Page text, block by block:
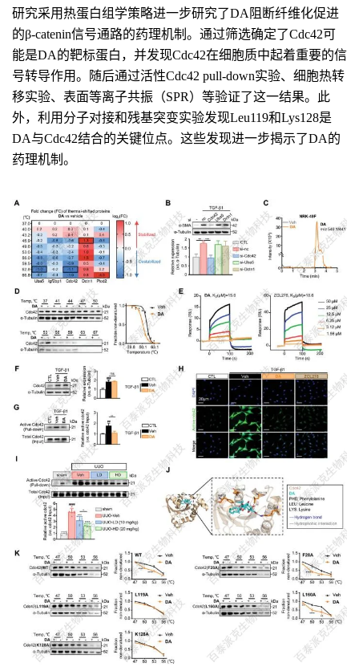
研究采用热蛋白组学策略进一步研究了DA阻断纤维化促进
的β-catenin信号通路的药理机制。通过筛选确定了Cdc42可
能是DA的靶标蛋白，并发现Cdc42在细胞质中起着重要的信
号转导作用。随后通过活性Cdc42 pull-down实验、细胞热转
移实验、表面等离子共振（SPR）等验证了这一结果。此
外，利用分子对接和残基突变实验发现Leu119和Lys128是
DA与Cdc42结合的关键位点。这些发现进一步揭示了DA的
药理机制。